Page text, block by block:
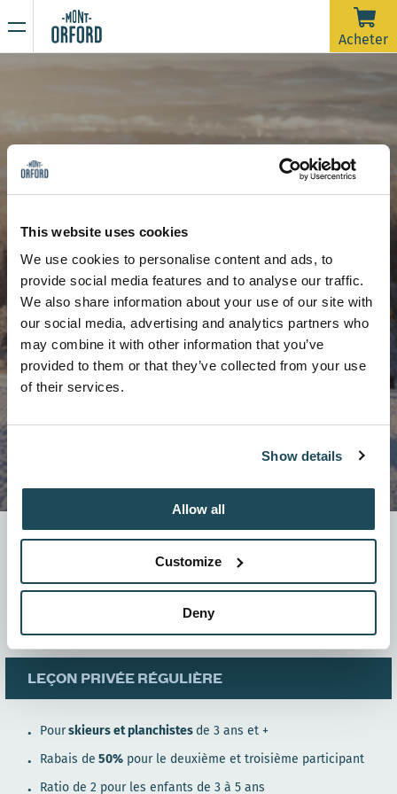
This website uses cookies
We use cookies to personalise content and ads, to
provide social media features and to analyse our traffic.
We also share information about your use of our site with
our social media, advertising and analytics partners who
may combine it with other information that you’ve
provided to them or that they’ve collected from your use
of their services.
Show details
Allow all
Customize
Deny
Acheter
Leçons privées
Leçons privées à la carte
Seul, à deux ou avec votre groupe d’amis, apprenez à
Les leçons privées sont offertes pour les
les planchistes.
Réservez un forfait à compter du 1
LEÇON PRIVÉE RÉGULIÈRE
Pourskieurs et planchistes de 3 ans et +
Rabais de 50%pour le deuxième et troisième participant
Ratio de 2 pour les enfants de 3 à 5 ans
La saison 2025-26 est officiellement terminée.
Malheureusement, avec la pluie de la dernière semaine et
prévue jusqu'à samedi matin, les pistes nécessiteraient
grand merci à tous les skieurs qui nous ont accompagnés
durant ces plus de 120 jours d'ouverture cette saison.
maintenant fermée à toute activité sportive incluant la
Restez à l’affût de nos prochaines communications pour
connaître la date d’ouverture de la saison estivale de
randonnée.
Merci de votre compréhension et à l'an prochain !